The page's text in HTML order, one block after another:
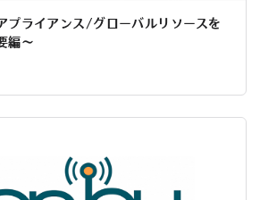
プライアンス/グローバルリソースを
編～